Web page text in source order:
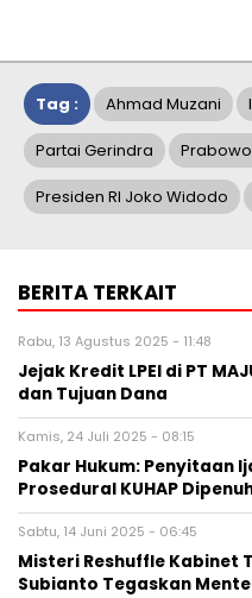
Tag : Ahmad Muzani
Partai Gerindra
Presiden RI Joko Widodo
BERITA TERKAIT
Rabu, 13 Agustus 2025 - 11:48
Jejak Kredit LPEI di PT
dan Tujuan Dana
Kamis, 24 Juli 2025 - 08:15
Pakar Hukum: Penyitaan
Prosedural KUHAP
Sabtu, 14 Juni 2025 - 06:45
Misteri Reshuffle Kabinet
Subianto Tegaskan